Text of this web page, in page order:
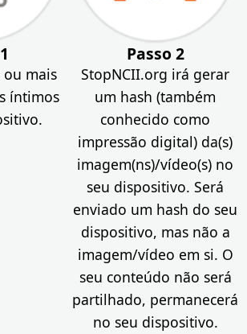
ou mais
íntimos
Passo 2
StopNCII.org irá gerar
um hash (também
conhecido como
impressão digital) da(s)
imagem(ns)/vídeo(s) no
seu dispositivo. Será
enviado um hash do seu
dispositivo, mas não a
imagem/vídeo em si. O
seu conteúdo não será
partilhado, permanecerá
no seu dispositivo.